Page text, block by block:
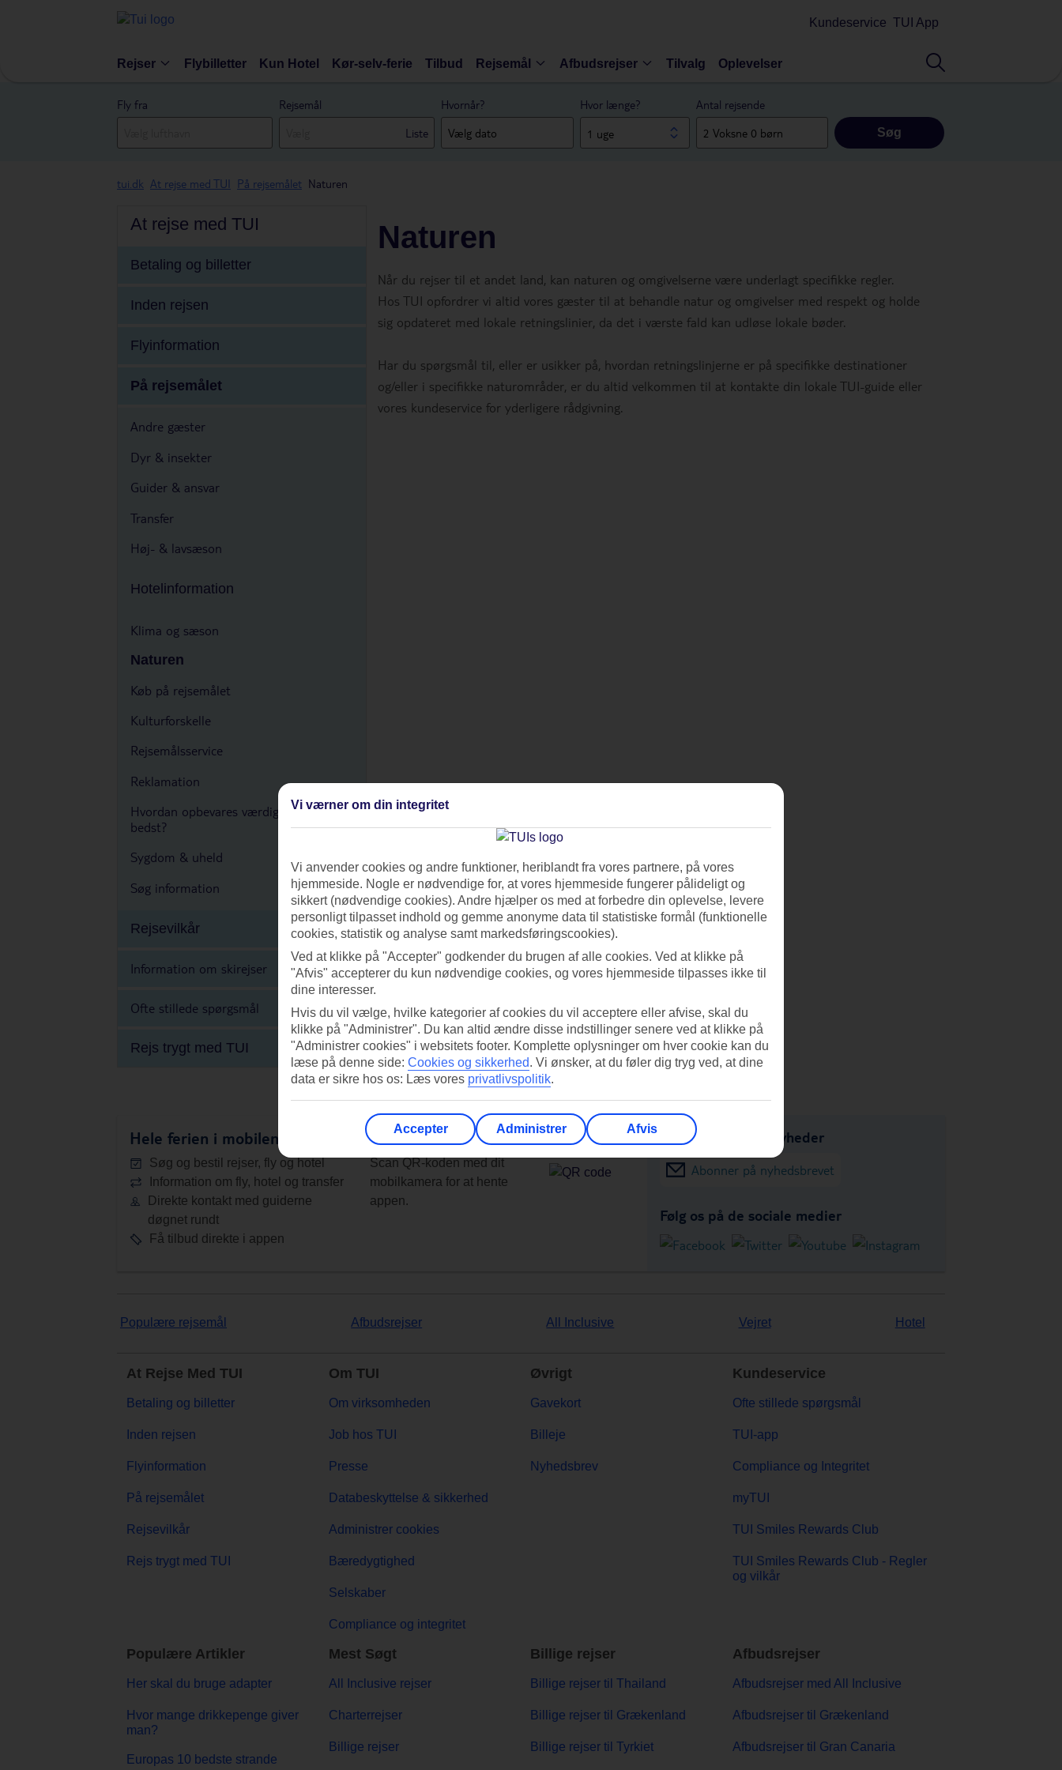
Kundeservice TUI App
Rejser Flybilletter Kun Hotel Kør-selv-ferie Tilbud Rejsemål Afbudsrejser Tilvalg Oplevelser
Fly fra
Rejsemål
Liste
Hvornår? Hvor længe?
1 uge
Antal rejsende
Søg
tui.dk At rejse med TUI På rejsemålet Naturen
At rejse med TUI
Betaling og billetter
Inden rejsen
Flyinformation
På rejsemålet
Andre gæster
Dyr & insekter
Guider & ansvar
Transfer
Høj- & lavsæson
Hotelinformation
Klima og sæson
Naturen
Køb på rejsemålet
Kulturforskelle
Rejsemålsservice
Reklamation
Hvordan opbevares værdigenstande
bedst?
Sygdom & uheld
Søg information
Rejsevilkår
Information om skirejser
Ofte stillede spørgsmål
Rejs trygt med TUI
Naturen
Når du rejser til et andet land, kan naturen og omgivelserne være underlagt specifikke regler.
Hos TUI opfordrer vi altid vores gæster til at behandle natur og omgivelser med respekt og holde
sig opdateret med lokale retningslinier, da det i værste fald kan udløse lokale bøder.
Har du spørgsmål til, eller er usikker på, hvordan retningslinjerne er på specifikke destinationer
og/eller i specifikke naturområder, er du altid velkommen til at kontakte din lokale TUI-guide eller
vores kundeservice for yderligere rådgivning.
Hele ferien i mobilen. Hent TUI-appen i dag!
Søg og bestil rejser, fly og hotel
Information om fly, hotel og transfer
Direkte kontakt med guiderne
døgnet rundt
Få tilbud direkte i appen
Scan QR-koden med dit
mobilkamera for at hente
appen.
Få tilbud, tips og nyheder
Abonner på nyhedsbrevet
Følg os på de sociale medier
Populære rejsemål Afbudsrejser All Inclusive Vejret Hotel
At Rejse Med TUI
Betaling og billetter
Inden rejsen
Flyinformation
På rejsemålet
Rejsevilkår
Rejs trygt med TUI
Om TUI
Om virksomheden
Job hos TUI
Presse
Databeskyttelse & sikkerhed
Administrer cookies
Bæredygtighed
Selskaber
Compliance og integritet
Øvrigt
Gavekort
Billeje
Nyhedsbrev
Kundeservice
Ofte stillede spørgsmål
TUI-app
Compliance og Integritet
myTUI
TUI Smiles Rewards Club
TUI Smiles Rewards Club - Regler
og vilkår
Populære Artikler
Her skal du bruge adapter
Hvor mange drikkepenge giver
man?
Europas 10 bedste strande
Mest Søgt
All Inclusive rejser
Charterrejser
Billige rejser
Billige rejser
Billige rejser til Thailand
Billige rejser til Grækenland
Billige rejser til Tyrkiet
Afbudsrejser
Afbudsrejser med All Inclusive
Afbudsrejser til Grækenland
Afbudsrejser til Gran Canaria
Vi værner om din integritet
Vi anvender cookies og andre funktioner, heriblandt fra vores partnere, på vores
hjemmeside. Nogle er nødvendige for, at vores hjemmeside fungerer pålideligt og
sikkert (nødvendige cookies). Andre hjælper os med at forbedre din oplevelse, levere
personligt tilpasset indhold og gemme anonyme data til statistiske formål (funktionelle
cookies, statistik og analyse samt markedsføringscookies).
Ved at klikke på "Accepter" godkender du brugen af alle cookies. Ved at klikke på
"Afvis" accepterer du kun nødvendige cookies, og vores hjemmeside tilpasses ikke til
dine interesser.
Hvis du vil vælge, hvilke kategorier af cookies du vil acceptere eller afvise, skal du
klikke på "Administrer". Du kan altid ændre disse indstillinger senere ved at klikke på
"Administrer cookies" i websitets footer. Komplette oplysninger om hver cookie kan du
læse på denne side: Cookies og sikkerhed. Vi ønsker, at du føler dig tryg ved, at dine
data er sikre hos os: Læs vores privatlivspolitik.
Accepter Administrer Afvis